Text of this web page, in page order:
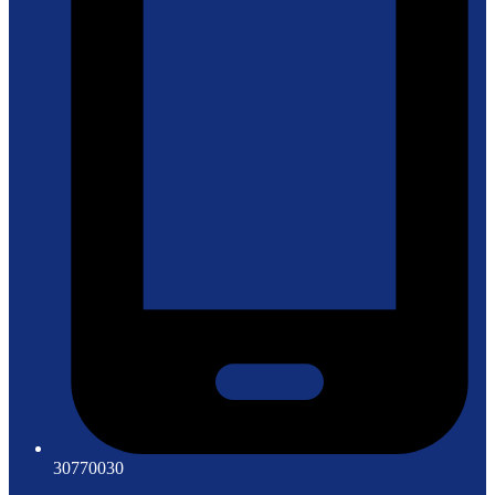
30770030